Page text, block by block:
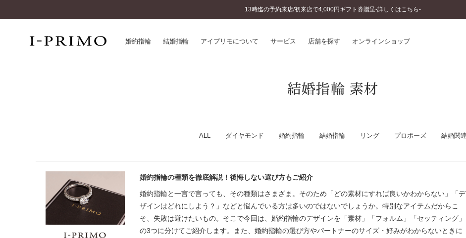
13時迄の予約来店/初来店で4,000円ギフト券贈呈-詳しくはこちら-
婚約指輪 結婚指輪 アイプリモについて サービス 店舗を探す オンラインショップ
パーフェクトプロポーズリング ®
ダイヤモンドプロポーズ
婚約ネックレス
ダイヤモンドシェイプコレクション
ペールブラウンゴールド
サービス
アフターサービス
ご購入方法・仕上げ日数
プロミスダイヤモンド&バースストー
ン
婚約指輪とは
ショップブログ
コラム
よくあるご質問
結婚指輪 素材
ALL ダイヤモンド 婚約指輪 結婚指輪 リング プロポーズ 結婚関連
婚約指輪の種類を徹底解説！後悔しない選び方もご紹介
婚約指輪と一言で言っても、その種類はさまざま。そのため「どの素材にすれば良いかわからない」「デ
ザインはどれにしよう？」などと悩んでいる方は多いのではないでしょうか。特別なアイテムだからこ
そ、失敗は避けたいもの。そこで今回は、婚約指輪のデザインを「素材」「フォルム」「セッティング」
の3つに分けてご紹介します。また、婚約指輪の選び方やパートナーのサイズ・好みがわからないときに